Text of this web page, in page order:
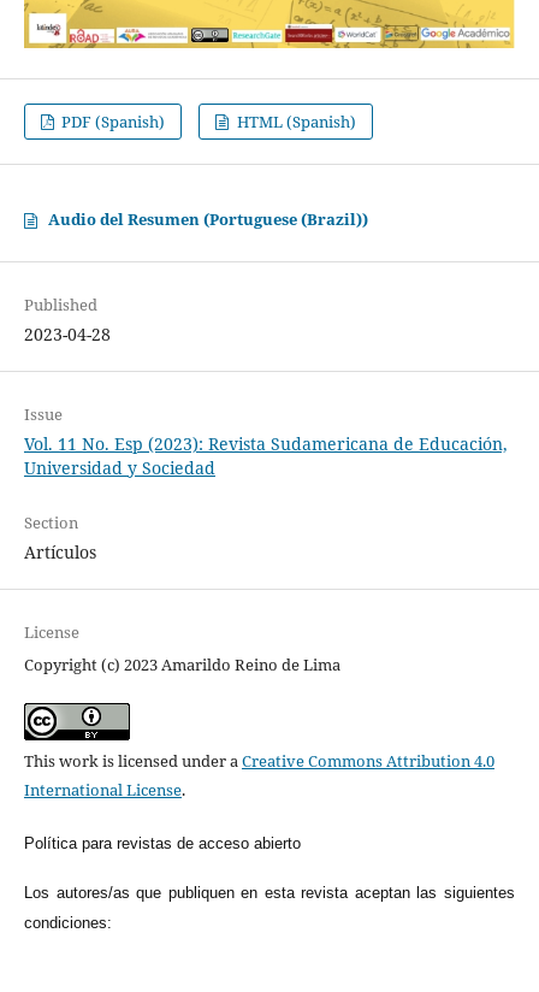
PDF (Spanish) HTML (Spanish)
Audio del Resumen (Portuguese (Brazil))
Published
2023-04-28
Issue
Vol. 11 No. Esp (2023): Revista Sudamericana de Educación,
Universidad y Sociedad
Section
Artículos
License
Copyright (c) 2023 Amarildo Reino de Lima
This work is licensed under aCreative Commons Attribution 4.0
International License.
Política para revistas de acceso abierto
Los autores/as que publiquen en esta revista aceptan las siguientes
condiciones: